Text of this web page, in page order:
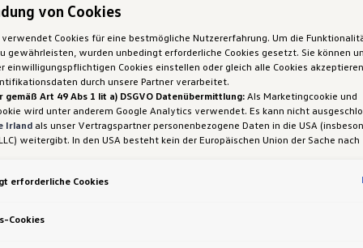
können Sie die
ansteuern? Fragen
ID. Buzz
Sie können bequem an der Wallbox zu
Ladestationen für Elektroautos europaweit
Connect Plus Lademöglichkeiten entlang Ihrer
von Cookies
verwendet Cookies für eine bestmögliche Nutzererfahrung. Um die
gewährleisten, wurden unbedingt erforderliche Cookies gesetzt. Sie können
einwilligungspflichtigen Cookies einstellen oder gleich alle Cookies
durch unsere Partner verarbeitet.
gemäß Art 49 Abs 1 lit a) DSGVO Datenübermittlung:Als Marketingcookie und
wird unter anderem Google Analytics verwendet. Es kann nicht
Irland als unser Vertragspartner personenbezogene Daten in die USA
weitergibt. In den USA besteht kein der Europäischen Union der Sache nach
durchsetzen können, in den USA keine Datenschutzgrundsätze bestehen,
können, wobei Eingriffe in Ihre persönlichen Rechte und Freiheiten nicht
beschränkt sind.
erforderliche Cookies
Cookies